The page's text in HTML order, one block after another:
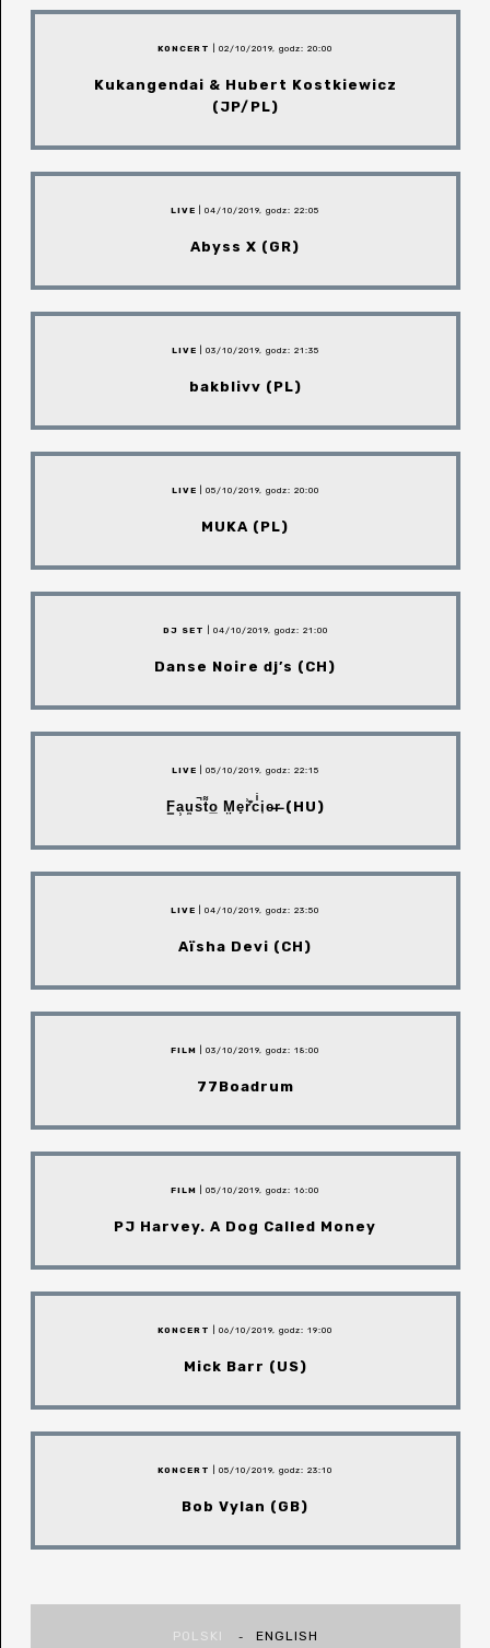
KONCERT | 02/10/2019, godz: 20:00
Kukangendai & Hubert Kostkiewicz
(JP/PL)
LIVE | 04/10/2019, godz: 22:05
Abyss X (GR)
LIVE | 03/10/2019, godz: 21:35
bakblivv (PL)
LIVE | 05/10/2019, godz: 20:00
MUKA (PL)
DJ SET | 04/10/2019, godz: 21:00
Danse Noire dj’s (CH)
LIVE | 05/10/2019, godz: 22:15
F͇a̹u̼s̚t͌o̲ M̤e̝r͗̍͊cͥi͎e̵r̶ (HU)
LIVE | 04/10/2019, godz: 23:50
Aïsha Devi (CH)
FILM | 03/10/2019, godz: 18:00
77Boadrum
FILM | 05/10/2019, godz: 16:00
PJ Harvey. A Dog Called Money
KONCERT | 06/10/2019, godz: 19:00
Mick Barr (US)
KONCERT | 05/10/2019, godz: 23:10
Bob Vylan (GB)
POLSKI - ENGLISH